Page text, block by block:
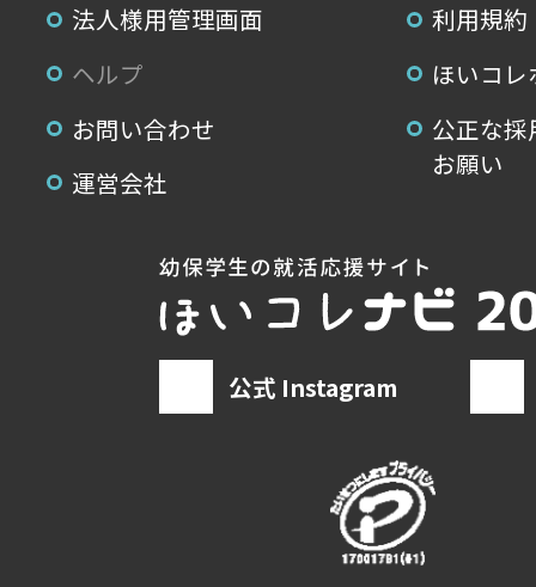
法人様用管理画面
利用規約
ヘルプ
ほいコ
お問い合わせ
公正な
お願い
運営会社
公式 Instagram